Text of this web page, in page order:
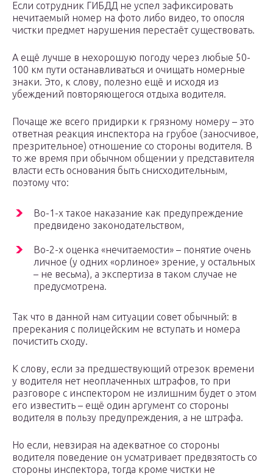
Если сотрудник ГИБДД не успел зафиксировать
нечитаемый номер на фото либо видео, то опосля
чистки предмет нарушения перестаёт существовать.
А ещё лучше в нехорошую погоду через любые 50-
100 км пути останавливаться и очищать номерные
знаки. Это, к слову, полезно ещё и исходя из
убеждений повторяющегося отдыха водителя.
Почаще же всего придирки к грязному номеру – это
ответная реакция инспектора на грубое (заносчивое,
презрительное) отношение со стороны водителя. В
то же время при обычном общении у представителя
власти есть основания быть снисходительным,
поэтому что:
Во-1-х такое наказание как предупреждение
предвидено законодательством,
Во-2-х оценка «нечитаемости» – понятие очень
личное (у одних «орлиное» зрение, у остальных
– не весьма), а экспертиза в таком случае не
предусмотрена.
Так что в данной нам ситуации совет обычный: в
пререкания с полицейским не вступать и номера
почистить сходу.
К слову, если за предшествующий отрезок времени
у водителя нет неоплаченных штрафов, то при
разговоре с инспектором не излишним будет о этом
его известить – ещё один аргумент со стороны
водителя в пользу предупреждения, а не штрафа.
Но если, невзирая на адекватное со стороны
водителя поведение он усматривает предвзятость со
стороны инспектора, тогда кроме чистки не